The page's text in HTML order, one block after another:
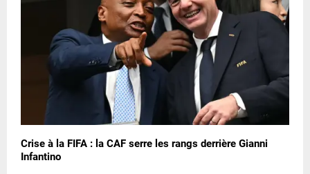
Crise à la FIFA : la CAF serre les rangs derrière Gianni
Infantino